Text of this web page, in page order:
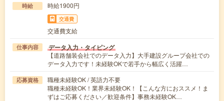
時給 時給1900円
交通費
交通費支給
仕事内容 データ入力・タイピング
【道路舗装会社でのデータ入力】大手建設グループ会社での
データ入力です！未経験OKで若手から幅広く活躍…
応募資格
職種未経験OK / 英語力不要
職種未経験OK！業界未経験OK！【こんな方におススメ！ま
ずはご応募ください／歓迎条件】事務未経験OK…